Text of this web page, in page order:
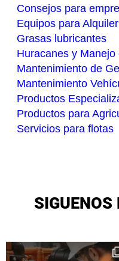
Consejos para
Equipos para Alquiler
Grasas lubricantes
Huracanes y
Mantenimiento de
Mantenimiento
Productos
Productos para
Servicios para flotas